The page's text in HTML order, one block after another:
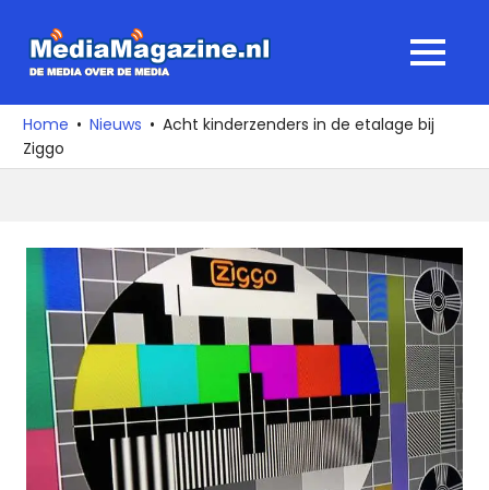
naar
media
over
de
MENU
Home Nieuws
Acht kinderzenders in de etalage bij
Ziggo